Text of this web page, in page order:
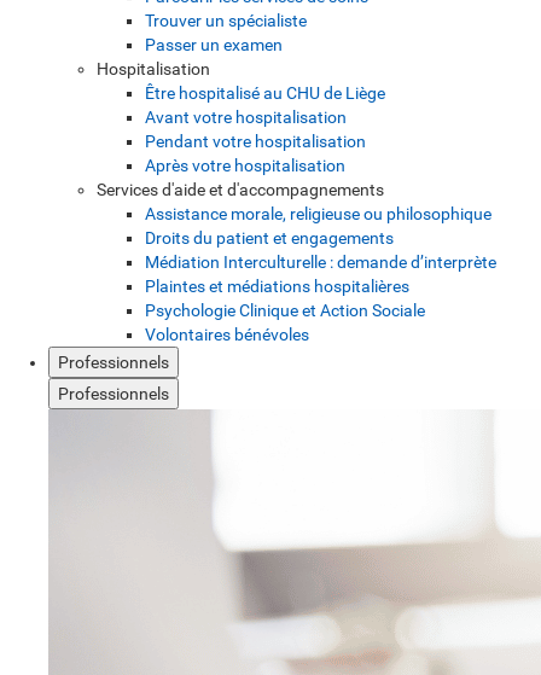
Trouver un spécialiste
Passer un examen
Hospitalisation
Être hospitalisé au CHU de Liège
Avant votre hospitalisation
Pendant votre hospitalisation
Après votre hospitalisation
Services d'aide et d'accompagnements
Assistance morale, religieuse ou philosophique
Droits du patient et engagements
Médiation Interculturelle : demande d’interprète
Plaintes et médiations hospitalières
Psychologie Clinique et Action Sociale
Volontaires bénévoles
Professionnels
Professionnels